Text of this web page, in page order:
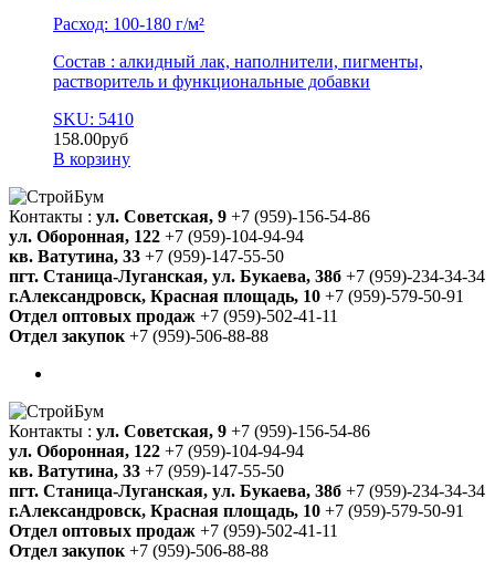
Расход: 100-180 г/м²
Состав : алкидный лак, наполнители, пигменты,
растворитель и функциональные добавки
SKU: 5410
158.00руб
В корзину
Контакты : ул. Советская, 9 +7 (959)-156-54-86
ул. Оборонная, 122 +7 (959)-104-94-94
кв. Ватутина, 33 +7 (959)-147-55-50
пгт. Станица-Луганская, ул. Букаева, 38б +7 (959)-234-34-34
г.Александровск, Красная площадь, 10 +7 (959)-579-50-91
Отдел оптовых продаж +7 (959)-502-41-11
Отдел закупок +7 (959)-506-88-88
Контакты : ул. Советская, 9 +7 (959)-156-54-86
ул. Оборонная, 122 +7 (959)-104-94-94
кв. Ватутина, 33 +7 (959)-147-55-50
пгт. Станица-Луганская, ул. Букаева, 38б +7 (959)-234-34-34
г.Александровск, Красная площадь, 10 +7 (959)-579-50-91
Отдел оптовых продаж +7 (959)-502-41-11
Отдел закупок +7 (959)-506-88-88